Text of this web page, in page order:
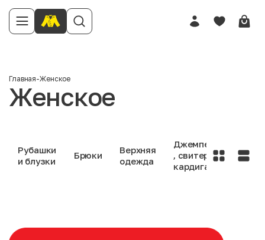
Главная-Женское
Женское
Рубашки
и блузки
Брюки
Верхняя
одежда
Джемперы
, свитеры ,
кардиганы